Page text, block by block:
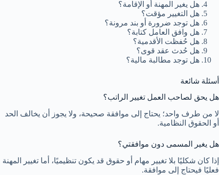
هل يغير المهنة أو الإقامة؟
هل التغيير مؤقت؟
هل توجد ضرورة أو بند مرونة؟
هل وافق العامل كتابة؟
هل حُفظت الأقدمية؟
هل حُدث عقد قوى؟
هل توجد مطالبة مالية؟
أسئلة شائعة
هل يحق لصاحب العمل تغيير الراتب؟
لا من طرف واحد؛ يحتاج إلى موافقة صحيحة، ولا يجوز أن يخالف الحد
أو الحقوق النظامية.
هل يغير المسمى دون موافقتي؟
إذا كان شكليًا بلا تغيير مهام أو حقوق قد يكون تنظيميًا، أما تغيير المهنة
فعليًا فيحتاج إلى موافقة.